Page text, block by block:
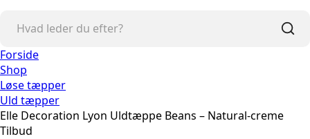
Forside
Shop
Løse tæpper
Uld tæpper
Elle Decoration Lyon Uldtæppe Beans – Natural-creme
Tilbud